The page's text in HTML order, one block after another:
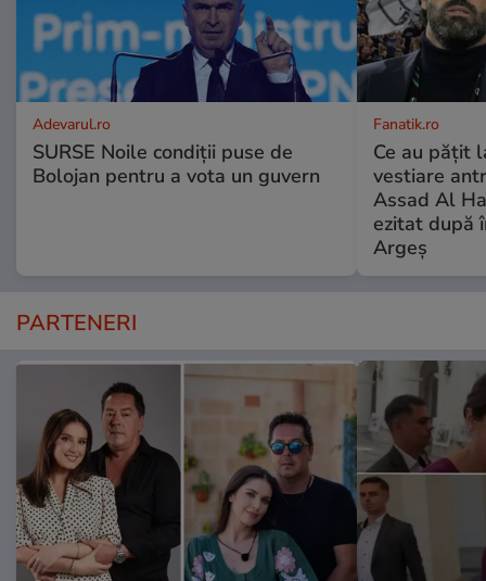
Adevarul.ro
SURSE Noile condiții puse de
Bolojan pentru a vota un guvern
Fanatik.ro
Ce au pățit
vestiare
Assad Al
ezitat după
Argeș
PARTENERI